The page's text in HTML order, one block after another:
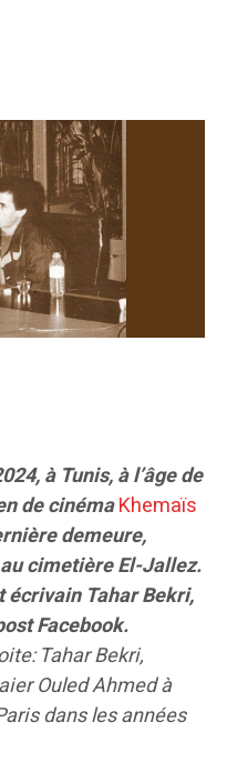
à Tunis, à l’âge de
de cinémaKhemaïs
demeure,
cimetière El-Jallez.
écrivain Tahar Bekri,
Facebook.
Tahar Bekri,
Ouled Ahmed à
dans les années